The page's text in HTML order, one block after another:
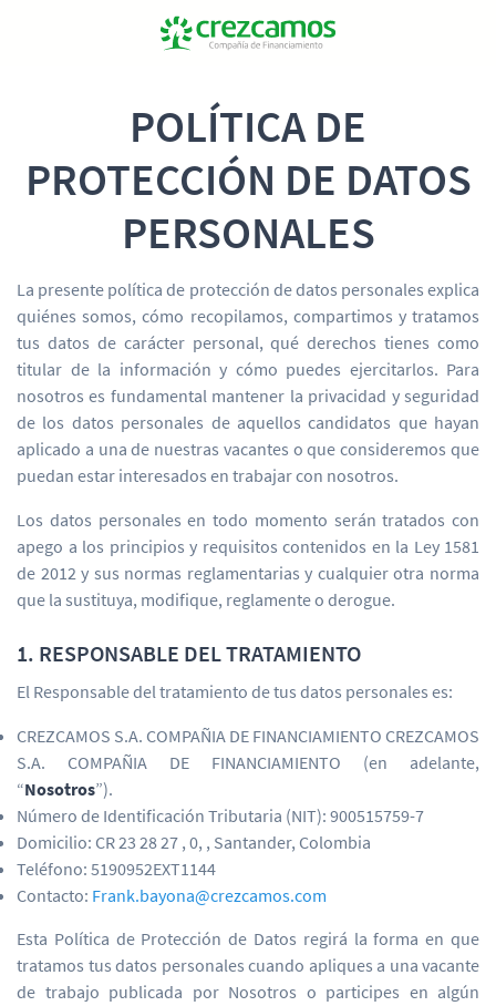
POLÍTICA DE
PROTECCIÓN DE DATOS
PERSONALES
La presente política de protección de datos personales explica
quiénes somos, cómo recopilamos, compartimos y tratamos
tus datos de carácter personal, qué derechos tienes como
titular de la información y cómo puedes ejercitarlos. Para
nosotros es fundamental mantener la privacidad y seguridad
de los datos personales de aquellos candidatos que hayan
aplicado a una de nuestras vacantes o que consideremos que
puedan estar interesados en trabajar con nosotros.
Los datos personales en todo momento serán tratados con
apego a los principios y requisitos contenidos en la Ley 1581
de 2012 y sus normas reglamentarias y cualquier otra norma
que la sustituya, modifique, reglamente o derogue.
1. RESPONSABLE DEL TRATAMIENTO
El Responsable del tratamiento de tus datos personales es:
CREZCAMOS S.A. COMPAÑIA DE FINANCIAMIENTO CREZCAMOS
S.A. COMPAÑIA DE FINANCIAMIENTO (en adelante,
“Nosotros”).
Número de Identificación Tributaria (NIT): 900515759-7
Domicilio: CR 23 28 27 , 0, , Santander, Colombia
Teléfono: 5190952EXT1144
Contacto: Frank.bayona@crezcamos.com
Esta Política de Protección de Datos regirá la forma en que
tratamos tus datos personales cuando apliques a una vacante
de trabajo publicada por Nosotros o participes en algún